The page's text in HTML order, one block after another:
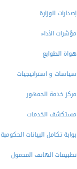
إصدارات الوزارة
مؤشرات الأداء
هواة الطوابع
سياسات و استراتيجيات
مركز خدمة الجمهور
مستكشف الخدمات
بوابة تكامل البيانات الحكومبة
تطبيقات الهاتف المحمول